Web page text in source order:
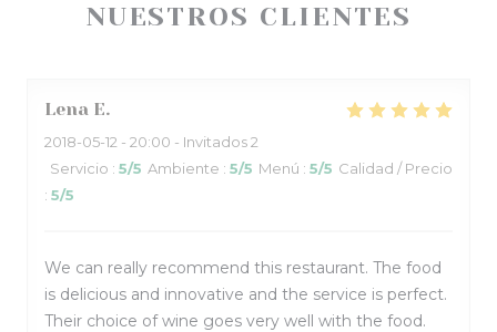
NUESTROS CLIENTES
Lena E
2018-05-12 - 20:00 - Invitados 2
Servicio : 5/5 Ambiente : 5/5 Menú : 5/5 Calidad / Precio
: 5/5
We can really recommend this restaurant. The food
is delicious and innovative and the service is perfect.
Their choice of wine goes very well with the food.